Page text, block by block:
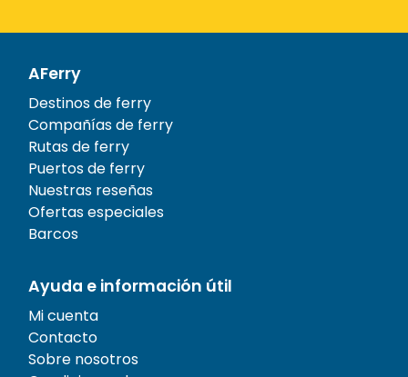
AFerry
Destinos de ferry
Compañías de ferry
Rutas de ferry
Puertos de ferry
Nuestras reseñas
Ofertas especiales
Barcos
Ayuda e información útil
Mi cuenta
Contacto
Sobre nosotros